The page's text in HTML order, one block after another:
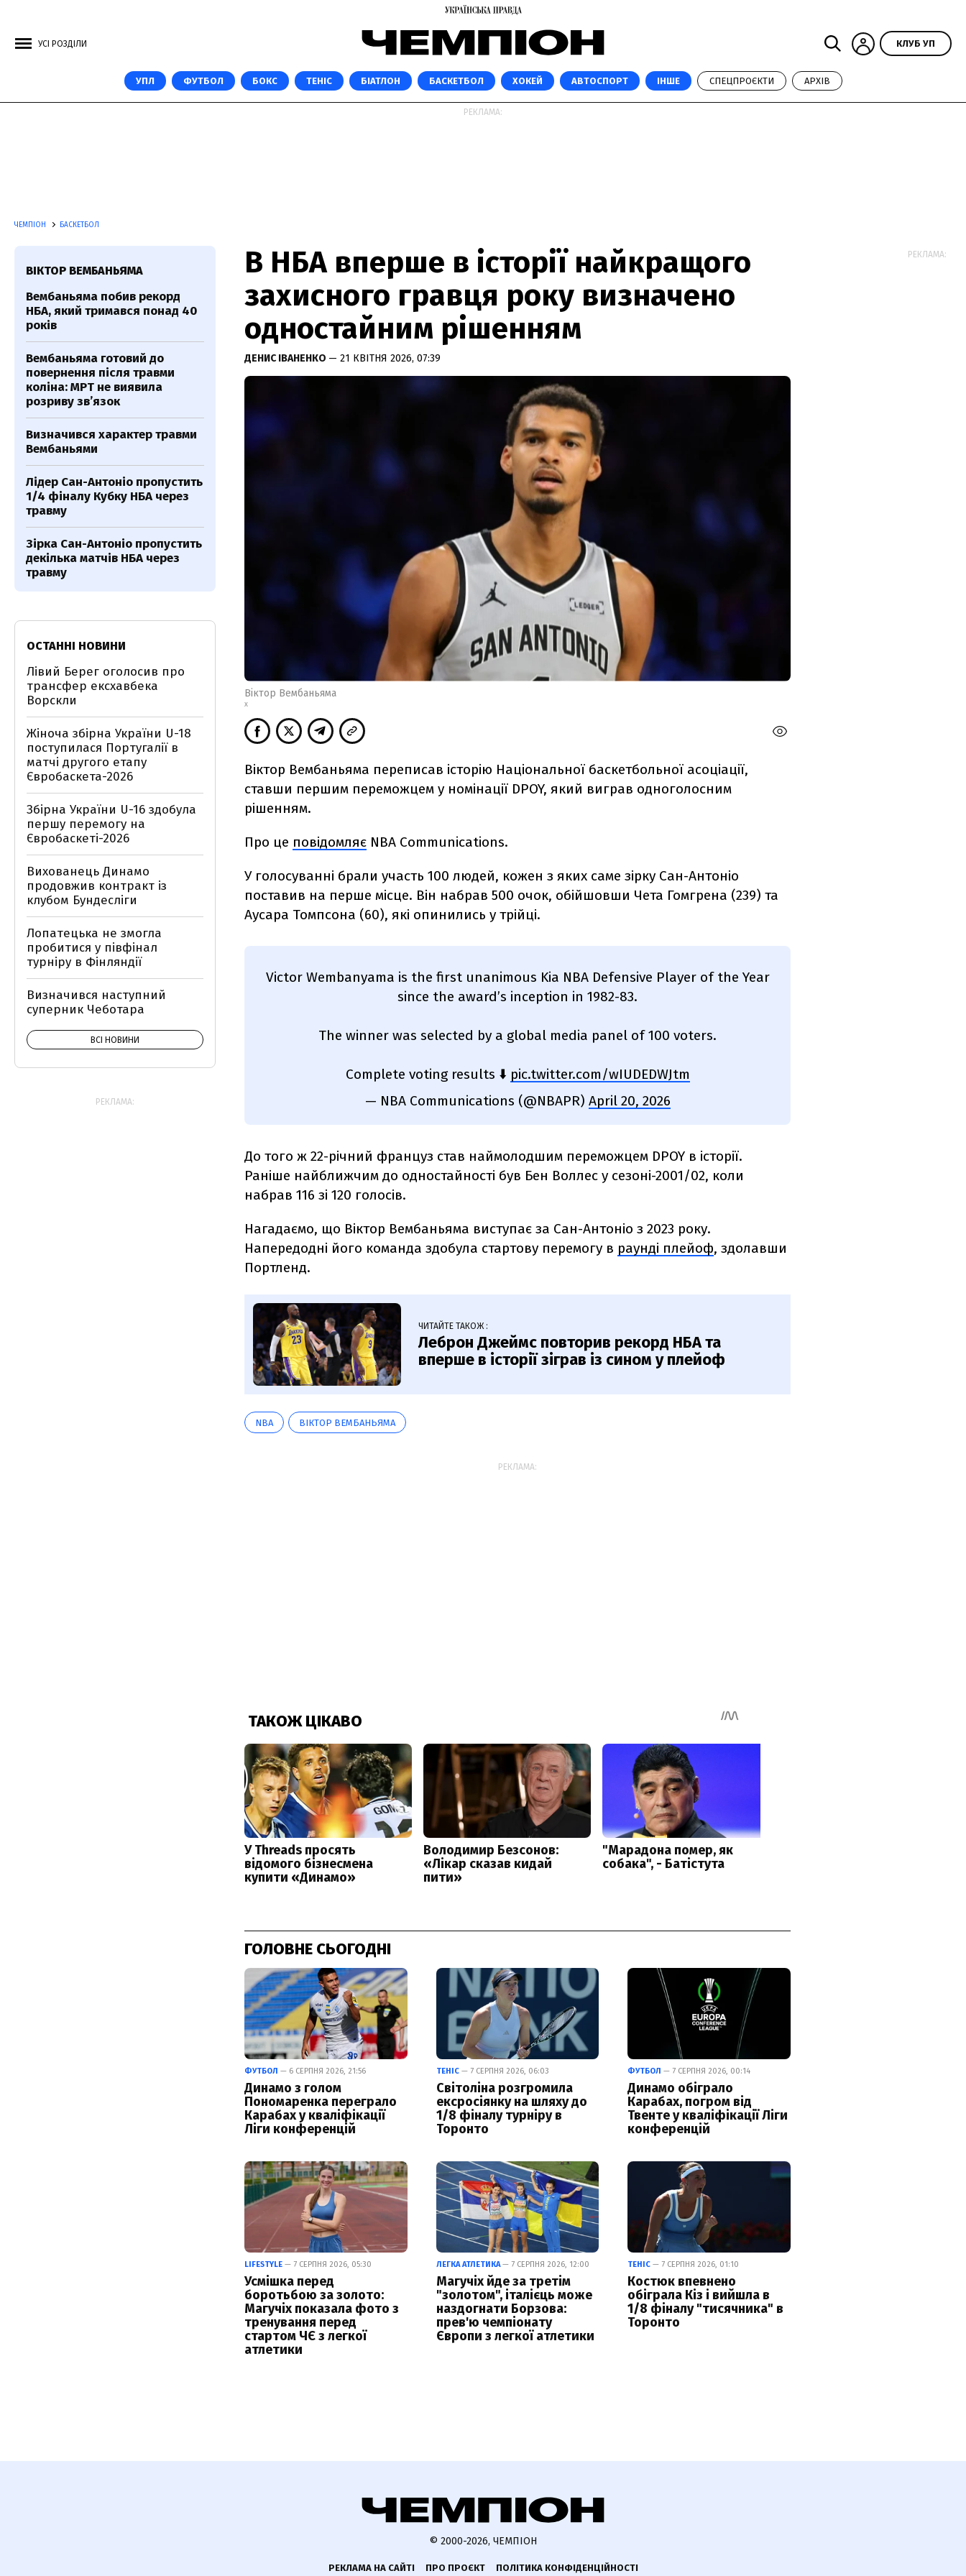
УСІ РОЗДІЛИ КЛУБ УП
УПЛ ФУТБОЛ БОКС ТЕНІС БІАТЛОН БАСКЕТБОЛ ХОКЕЙ АВТОСПОРТ ІНШЕ СПЕЦПРОЄКТИ АРХІВ
РЕКЛАМА:
ЧЕМПІОН БАСКЕТБОЛ
В НБА вперше в історії найкращого
захисного гравця року визначено
одностайним рішенням
ДЕНИС ІВАНЕНКО — 21 КВІТНЯ 2026, 07:39
Віктор Вембаньяма
X
Віктор Вембаньяма переписав історію Національної баскетбольної асоціації,
ставши першим переможцем у номінації DPOY, який виграв одноголосним
рішенням.
Про це повідомляє NBA Communications.
У голосуванні брали участь 100 людей, кожен з яких саме зірку Сан-Антоніо
поставив на перше місце. Він набрав 500 очок, обійшовши Чета Гомгрена (239) та
Аусара Томпсона (60), які опинились у трійці.
Victor Wembanyama is the first unanimous Kia NBA Defensive Player of the Year
since the award’s inception in 1982-83.
The winner was selected by a global media panel of 100 voters.
Complete voting results ⬇️ pic.twitter.com/wIUDEDWJtm
— NBA Communications (@NBAPR) April 20, 2026
До того ж 22-річний француз став наймолодшим переможцем DPOY в історії.
Раніше найближчим до одностайності був Бен Воллес у сезоні-2001/02, коли
набрав 116 зі 120 голосів.
Нагадаємо, що Віктор Вембаньяма виступає за Сан-Антоніо з 2023 року.
Напередодні його команда здобула стартову перемогу в раунді плейоф, здолавши
Портленд.
ЧИТАЙТЕ ТАКОЖ :
Леброн Джеймс повторив рекорд НБА та
вперше в історії зіграв із сином у плейоф
NBA ВІКТОР ВЕМБАНЬЯМА
РЕКЛАМА:
ГОЛОВНЕ СЬОГОДНІ
ФУТБОЛ — 6 СЕРПНЯ 2026, 21:56
Динамо з голом
Пономаренка переграло
Карабах у кваліфікації
Ліги конференцій
ТЕНІС— 7 СЕРПНЯ 2026, 06:03
Світоліна розгромила
ексросіянку на шляху до
1/8 фіналу турніру в
Торонто
ФУТБОЛ — 7 СЕРПНЯ 2026, 00:14
Динамо обіграло
Карабах, погром від
Твенте у кваліфікації Ліги
конференцій
LIFESTYLE — 7 СЕРПНЯ 2026, 05:30
Усмішка перед
боротьбою за золото:
Магучіх показала фото з
тренування перед
стартом ЧЄ з легкої
атлетики
ЛЕГКА АТЛЕТИКА— 7 СЕРПНЯ 2026, 12:00
Магучіх йде за третім
"золотом", італієць може
наздогнати Борзова:
прев'ю чемпіонату
Європи з легкої атлетики
ТЕНІС — 7 СЕРПНЯ 2026, 01:10
Костюк впевнено
обіграла Кіз і вийшла в
1/8 фіналу "тисячника" в
Торонто
ВІКТОР ВЕМБАНЬЯМА
Вембаньяма побив рекорд
НБА, який тримався понад 40
років
Вембаньяма готовий до
повернення після травми
коліна: МРТ не виявила
розриву зв’язок
Визначився характер травми
Вембаньями
Лідер Сан-Антоніо пропустить
1/4 фіналу Кубку НБА через
травму
Зірка Сан-Антоніо пропустить
декілька матчів НБА через
травму
ОСТАННІ НОВИНИ
Лівий Берег оголосив про
трансфер ексхавбека
Ворскли
Жіноча збірна України U-18
поступилася Португалії в
матчі другого етапу
Євробаскета-2026
Збірна України U-16 здобула
першу перемогу на
Євробаскеті-2026
Вихованець Динамо
продовжив контракт із
клубом Бундесліги
Лопатецька не змогла
пробитися у півфінал
турніру в Фінляндії
Визначився наступний
суперник Чеботара
ВСІ НОВИНИ
РЕКЛАМА:
РЕКЛАМА:
© 2000-2026, ЧЕМПІОН
РЕКЛАМА НА САЙТІ ПРО ПРОЄКТ ПОЛІТИКА КОНФІДЕНЦІЙНОСТІ